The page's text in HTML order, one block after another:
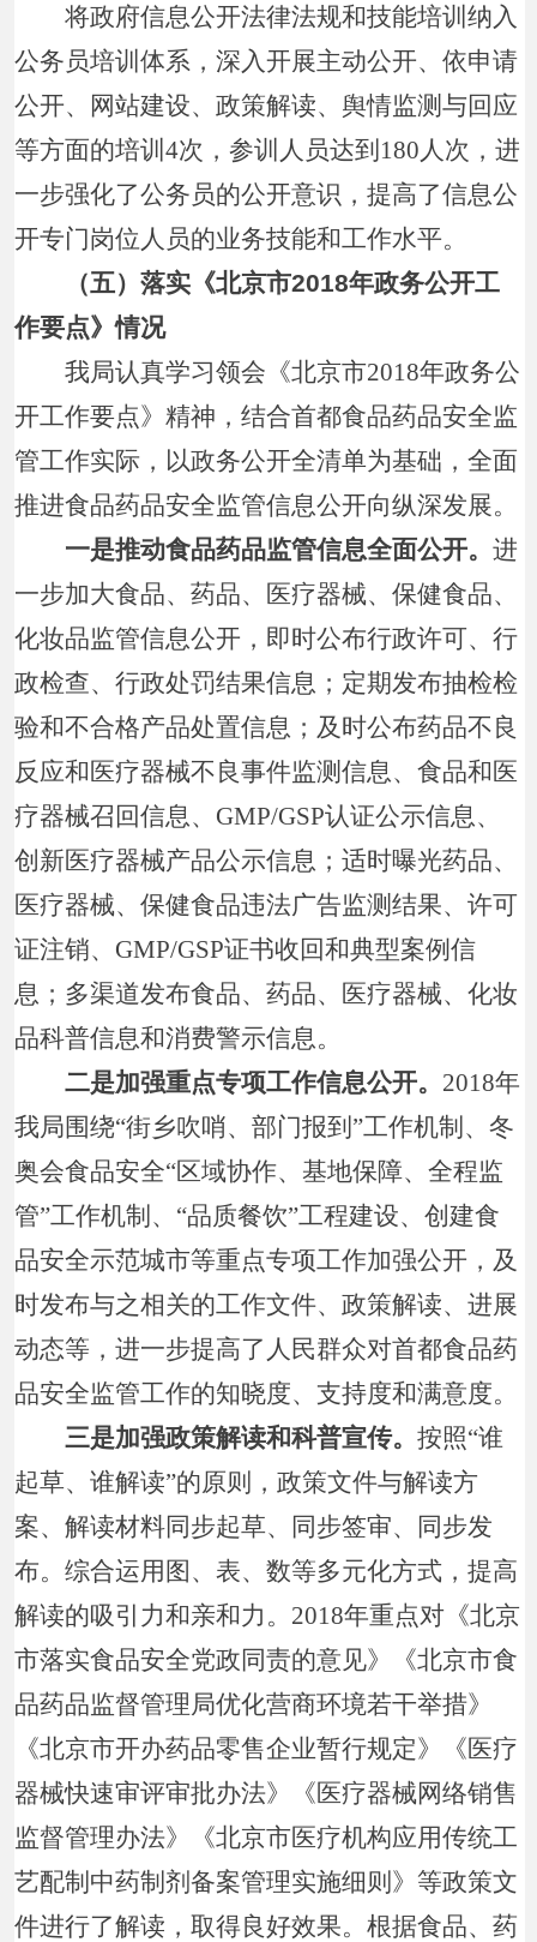
将政府信息公开法律法规和技能培训纳入
公务员培训体系，深入开展主动公开、依申请
公开、网站建设、政策解读、舆情监测与回应
等方面的培训4次，参训人员达到180人次，进
一步强化了公务员的公开意识，提高了信息公
开专门岗位人员的业务技能和工作水平。
（五）落实《北京市2018年政务公开工
作要点》情况
我局认真学习领会《北京市2018年政务公
开工作要点》精神，结合首都食品药品安全监
管工作实际，以政务公开全清单为基础，全面
推进食品药品安全监管信息公开向纵深发展。
一是推动食品药品监管信息全面公开。进
一步加大食品、药品、医疗器械、保健食品、
化妆品监管信息公开，即时公布行政许可、行
政检查、行政处罚结果信息；定期发布抽检检
验和不合格产品处置信息；及时公布药品不良
反应和医疗器械不良事件监测信息、食品和医
疗器械召回信息、GMP/GSP认证公示信息、
创新医疗器械产品公示信息；适时曝光药品、
医疗器械、保健食品违法广告监测结果、许可
证注销、GMP/GSP证书收回和典型案例信
息；多渠道发布食品、药品、医疗器械、化妆
品科普信息和消费警示信息。
二是加强重点专项工作信息公开。 2018年
我局围绕“街乡吹哨、部门报到”工作机制、冬
奥会食品安全“区域协作、基地保障、全程监
管”工作机制、“品质餐饮”工程建设、创建食
品安全示范城市等重点专项工作加强公开，及
时发布与之相关的工作文件、政策解读、进展
动态等，进一步提高了人民群众对首都食品药
品安全监管工作的知晓度、支持度和满意度。
三是加强政策解读和科普宣传。按照“谁
起草、谁解读”的原则，政策文件与解读方
案、解读材料同步起草、同步签审、同步发
布。综合运用图、表、数等多元化方式，提高
解读的吸引力和亲和力。2018年重点对《北京
市落实食品安全党政同责的意见》《北京市食
品药品监督管理局优化营商环境若干举措》
《北京市开办药品零售企业暂行规定》《医疗
器械快速审评审批办法》《医疗器械网络销售
监督管理办法》《北京市医疗机构应用传统工
艺配制中药制剂备案管理实施细则》等政策文
件进行了解读，取得良好效果。根据食品、药